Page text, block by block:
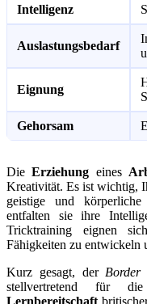
Intelligenz
Auslastungsbedarf
Eignung
Gehorsam
DieErziehung eines
Kreativität. Es ist wichtig,
geistige und
entfalten sie ihre
Tricktraining eignen
Fähigkeiten zu entwickeln
Kurz gesagt, der Border
stellvertretend für
Lernbereitschaft